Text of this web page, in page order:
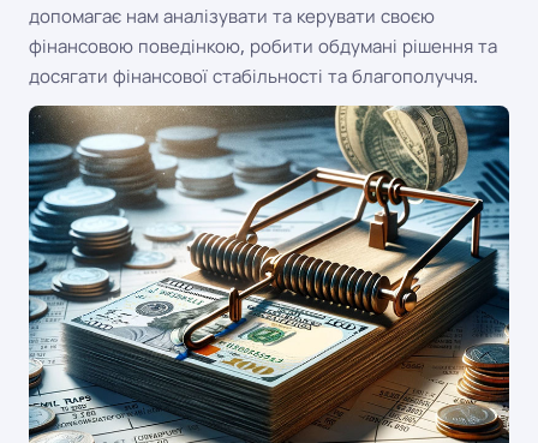
допомагає нам аналізувати та керувати своєю
фінансовою поведінкою, робити обдумані рішення та
досягати фінансової стабільності та благополуччя.